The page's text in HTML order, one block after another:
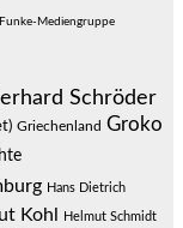
Funke-Mediengruppe
Schröder
Griechenland Groko
Hans Dietrich
Kohl Helmut Schmidt